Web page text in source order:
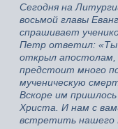
Сегодня на
восьмой главы
спрашивает
Петр ответил: «Ты
открыл апостолам,
предстоит много
мученическую
Вскоре им
Христа. И нам с
встретить нашего